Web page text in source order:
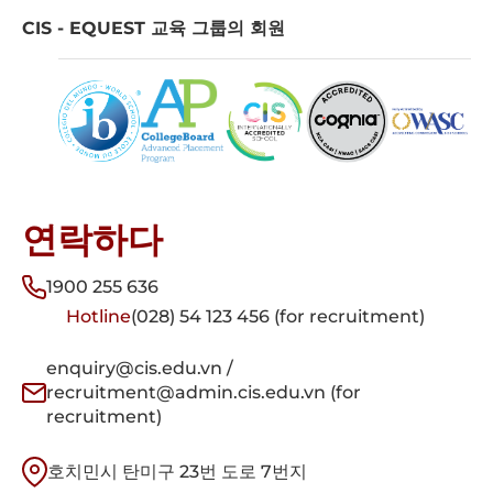
CIS - EQUEST 교육 그룹의 회원
연락하다
1900 255 636
Hotline(028) 54 123 456 (for recruitment)
enquiry@cis.edu.vn /
recruitment@admin.cis.edu.vn (for
recruitment)
호치민시 탄미구 23번 도로 7번지